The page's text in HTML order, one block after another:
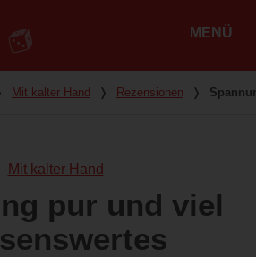
MENÜ
Mit kalter Hand ❭ Rezensionen ❭
Mit kalter Hand
pur und viel